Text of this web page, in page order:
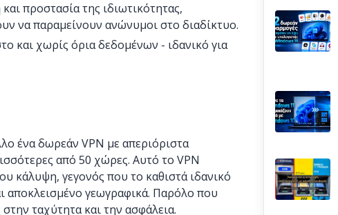
προστασία της ιδιωτικότητας,
να παραμείνουν ανώνυμοι στο διαδίκτυο.
και χωρίς όρια δεδομένων - ιδανικό για
ένα δωρεάν VPN με απεριόριστα
από 50 χώρες. Αυτό το VPN
κάλυψη, γεγονός που το καθιστά ιδανικό
αποκλεισμένο γεωγραφικά. Παρόλο που
ταχύτητα και την ασφάλεια.